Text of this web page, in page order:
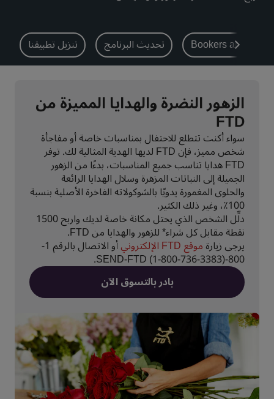
العلامات التجارية التابعة في الصين
Jin Jiang
Kunlun
فنادق في وسط المدينة
تفضل بزيارة مدونتنا
Bookers and تحديث البرنامج تنزيل تطبيقنا
الزهور النضرة والهدايا المميزة من
FTD
سواء أكنت تتطلع للاحتفال بمناسبات خاصة أو مفاجأة
شخص مميز، فإن FTD لديها الهدية المثالية لك. توفر
FTD هدايا تناسب جميع المناسبات، بدءًا من الزهور
الجميلة إلى النباتات المزهرة وسلال الهدايا الرائعة
والحلوى المغمورة يدويًا بالشوكولاته الفاخرة الأصلية بنسبة
100٪، وغير ذلك الكثير.
دلِّل الشخص الذي يحتل مكانة خاصة لديك واربح 1500
نقطة مقابل كل شراء* للزهور والهدايا من FTD.
يرجى زيارةموقع FTD الإلكتروني أو الاتصال بالرقم 1-
800-SEND-FTD (1-800-736-3383).
بادر بالتسوق الآن